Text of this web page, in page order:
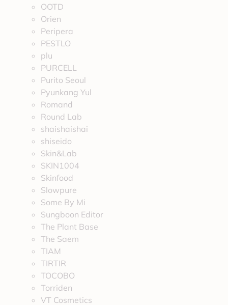
OOTD
Orien
Peripera
PESTLO
plu
PURCELL
Purito Seoul
Pyunkang Yul
Romand
Round Lab
shaishaishai
shiseido
Skin&Lab
SKIN1004
Skinfood
Slowpure
Some By Mi
Sungboon Editor
The Plant Base
The Saem
TIAM
TIRTIR
TOCOBO
Torriden
VT Cosmetics